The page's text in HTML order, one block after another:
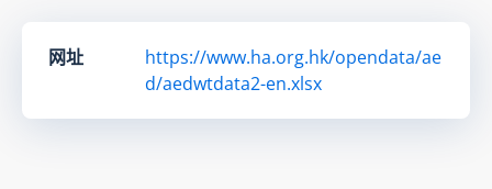
网址
https://www.ha.org.hk/opendata/ae
d/aedwtdata2-en.xlsx